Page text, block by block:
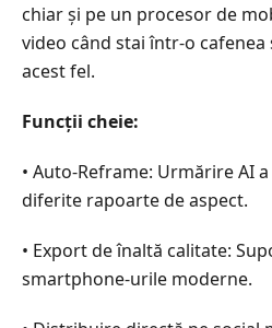
chiar și pe un procesor de
video când stai într-o cafenea
acest fel.
Funcții cheie:
• Auto-Reframe: Urmărire AI
diferite rapoarte de aspect.
• Export de înaltă calitate:
smartphone-urile moderne.